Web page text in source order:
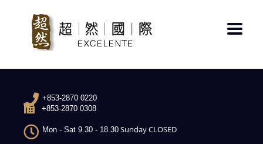
+853-2870 0220
+853-2870 0308
Mon - Sat 9.30 - 18.30 Sunday CLOSED